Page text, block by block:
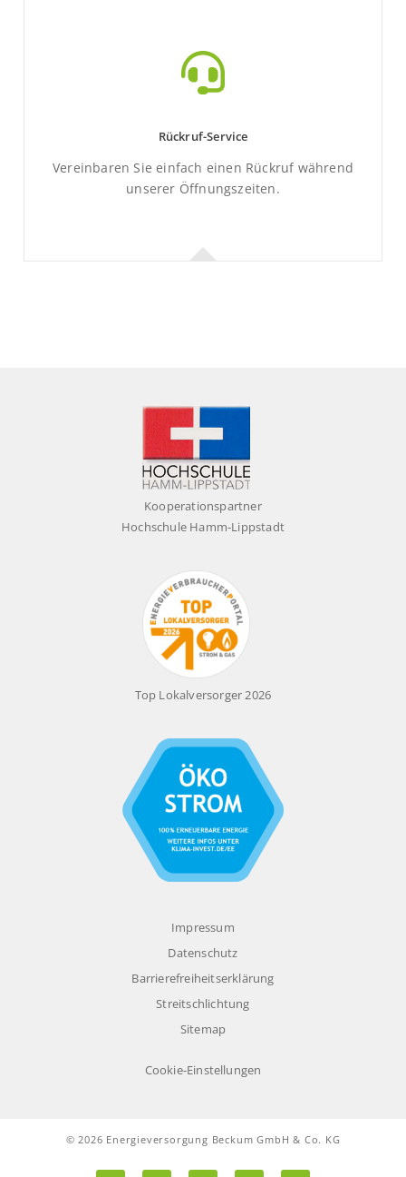
Kontaktformular
Mit wenigen Klicks zum Ziel.
Mehr Informationen
Rückruf-Service
Vereinbaren Sie einfach einen Rückruf während
unserer Öffnungszeiten.
Mehr Informationen
Kooperationspartner
Hochschule Hamm-Lippstadt
Top Lokalversorger 2026
Impressum
Datenschutz
Barrierefreiheitserklärung
Streitschlichtung
Sitemap
Cookie-Einstellungen
© 2026 Energieversorgung Beckum GmbH & Co. KG